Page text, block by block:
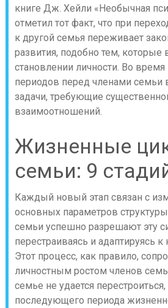
книге Дж. Хейли «Необычная
отметил тот факт, что при
к другой семья переживает
развития, подобно тем, которые
становлении личности. Во время
периодов перед членами семьи
задачи, требующие
взаимоотношений.
Жизненные
семьи: 9
Каждый новый этап связан с
основных параметров
семьи успешно разрешают эту
перестраиваясь и адаптируясь
Этот процесс, как правило,
личностным ростом членов
семье не удается
последующего периода